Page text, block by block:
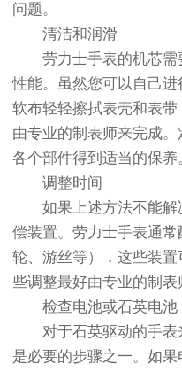
问题。
清洁和润滑
劳力士手表的机芯需
性能。虽然您可以自己
软布轻轻擦拭表壳和表
由专业的制表师来完成
各个部件得到适当的保养
调整时间
如果上述方法不能解
偿装置。劳力士手表通
轮、游丝等），这些装
些调整最好由专业的制表
检查电池或石英电池
对于石英驱动的手表
是必要的步骤之一。如